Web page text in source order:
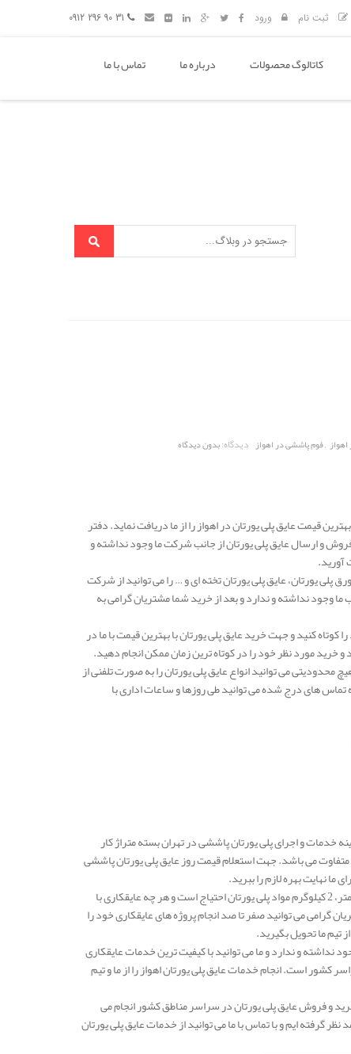
ثبت نام ورود
کاتالوگ محصولات درباره ما تماس با ما
,فوم پاششی در اهواز دیدگاه:بدون دیدگاه
قیمت عایق پلی یورتان در اهواز را از ما دریافت نماید. دفتر
و ارسال عایق پلی یورتان از جانب شرکت ما وجود نداشته و
پلی یورتان، عایق پلی یورتان تخته ای و … را می توانید از شرکت
وجود نداشته و ندارد و بعد از خرید شما مشتریان گرامی به
کنید و جهت خرید عایق پلی یورتان با بهترین قیمت با ما در
مورد نظر خود را در کوتاه ترین زمان ممکن انجام دهید.
محدودیتی می توانید انواع عایق پلی یورتان را به صورت تلفنی از
های درج شده می توانید طی روزها و ساعات اداری با
مهار انرژی در هر کیلو 800.000 الی 850.000 تومان است و هزینه خدمات و اجرای پلی یورتان پاششی در تهران بسته متراژ کار
می باشد. جهت استعلام قیمت روز عایق پلی یورتان پاششی
نهایت بهره لازم را ببرید.
به طور کلی می توان بیان نمود که برای عایقکاری پلی یورتان در هر یک متر مربع با ضخامت پنج سانتی متر، 2 کیلوگرم مواد پلی یورتان احتیاج است و هر چه عایقکاری با
گرامی می توانید صفر تا صد انجام پروژه های عایقکاری خود را
تیم ما تحویل بگیرید.
و ندارد و ما می توانید با کیفیت ترین خدمات عایقکاری
کشور است. انجام خدمات عایق پلی یورتان اهواز را از ما و تیم
و فروش عایق پلی یورتان در سراسر مناطق کشور انجام می
گرفته ایم و با تماس با ما می توانید از خدمات عایق پلی یورتان